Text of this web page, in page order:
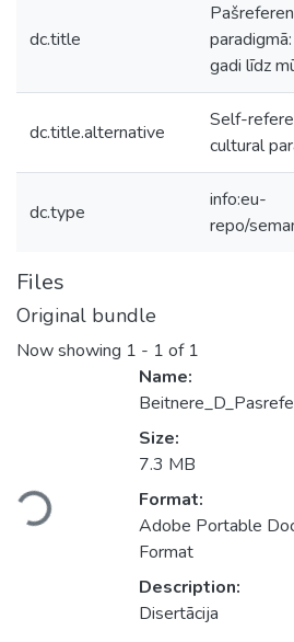
dc.title
gadi līdz
dc.title.alternative
Self-
cultural
dc.type
info:eu-
repo/
Files
Original bundle
Now showing 1 - 1 of 1
Name:
Size:
7.3 MB
Format:
Adobe Portable
Format
Description:
Disertācija